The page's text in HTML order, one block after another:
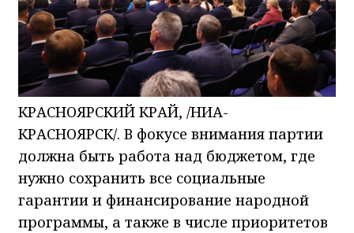
КРАСНОЯРСКИЙ КРАЙ, /НИА-
КРАСНОЯРСК/. В фокусе внимания партии
должна быть работа над бюджетом, где
нужно сохранить все социальные
гарантии и финансирование народной
программы, а также в числе приоритетов